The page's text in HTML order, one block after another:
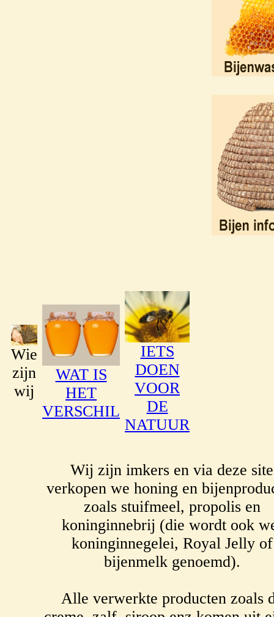
Wie
zijn
wij
WAT IS
HET
VERSCHIL
IETS
DOEN
VOOR
DE
NATUUR
Wij zijn imkers en via deze site
verkopen we honing en
zoals stuifmeel, propolis en
koninginnebrij (die wordt ook
koninginnegelei, Royal Jelly of
bijenmelk genoemd).
Alle verwerkte producten zoals